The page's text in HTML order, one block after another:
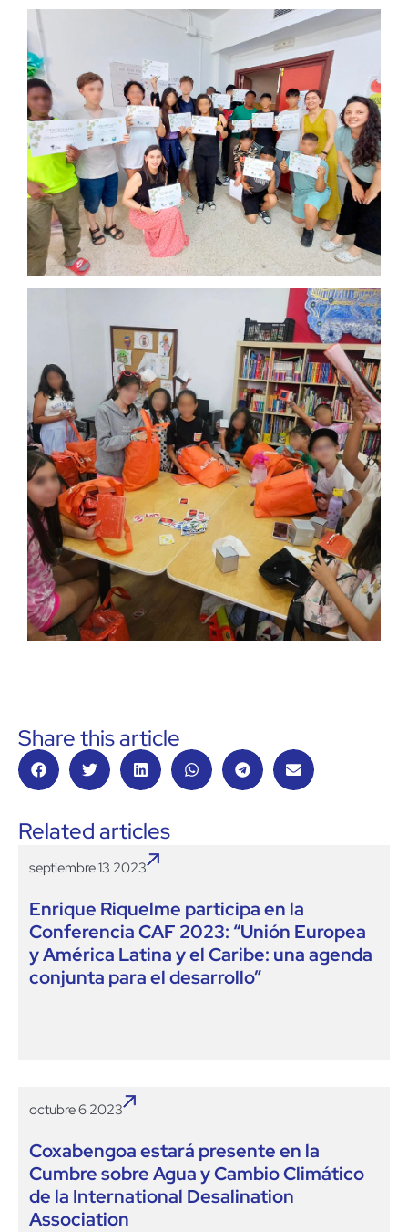
Share this article
Related articles
septiembre 13 2023
Enrique Riquelme participa en la
Conferencia CAF 2023: “Unión Europea
y América Latina y el Caribe: una agenda
conjunta para el desarrollo”
octubre 6 2023
Coxabengoa estará presente en la
Cumbre sobre Agua y Cambio Climático
de la International Desalination
Association